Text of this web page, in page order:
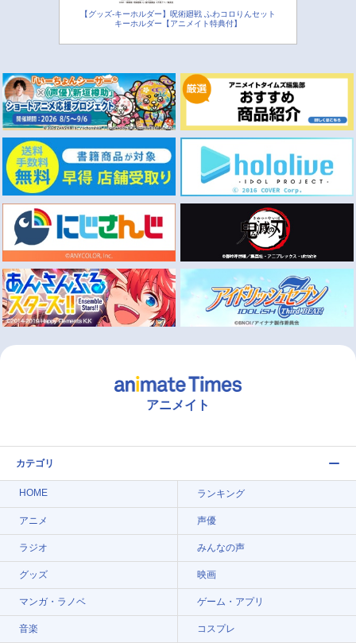
【グッズ-キーホルダー】呪術廻戦 ふわコロりんセット
キーホルダー【アニメイト特典付】
アニメイト
カテゴリ
HOME ランキング
アニメ 声優
ラジオ みんなの声
グッズ 映画
マンガ・ラノベ ゲーム・アプリ
音楽 コスプレ